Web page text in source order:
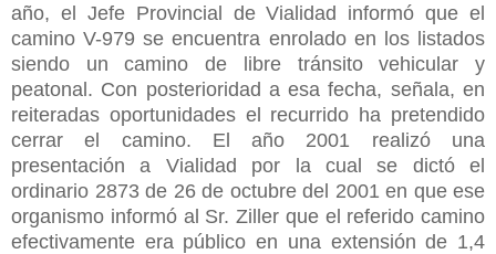
año, el Jefe Provincial de Vialidad informó que el
camino V-979 se encuentra enrolado en los listados
siendo un camino de libre tránsito vehicular y
peatonal. Con posterioridad a esa fecha, señala, en
reiteradas oportunidades el recurrido ha pretendido
cerrar el camino. El año 2001 realizó una
presentación a Vialidad por la cual se dictó el
ordinario 2873 de 26 de octubre del 2001 en que ese
organismo informó al Sr. Ziller que el referido camino
efectivamente era público en una extensión de 1,4